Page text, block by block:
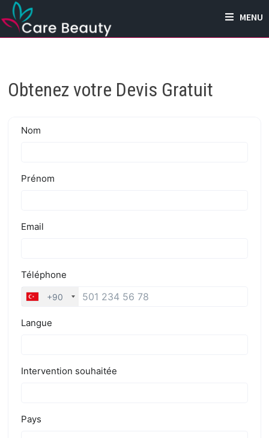
Passer
au
contenu
MENU
Obtenez votre Devis Gratuit